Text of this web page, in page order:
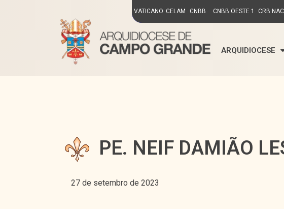
VATICANO CELAM CNBB CNBB OESTE 1 CRB
ARQUIDIOCESE
PE. NEIF DAMIÃO
27 de setembro de 2023